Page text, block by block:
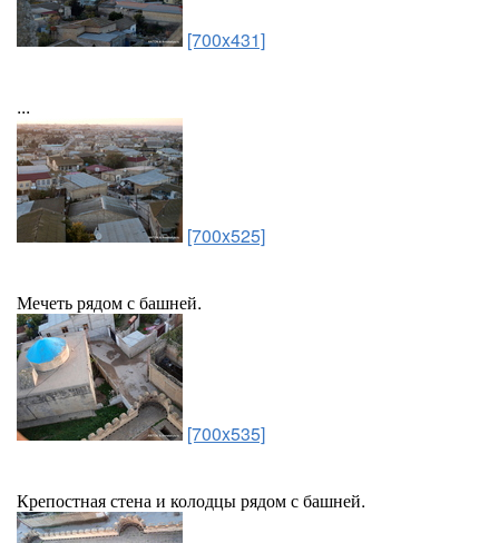
[700x431]
...
[700x525]
Мечеть рядом с башней.
[700x535]
Крепостная стена и колодцы рядом с башней.